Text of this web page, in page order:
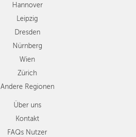
Regionen
Hannover
Leipzig
Dresden
Nürnberg
Wien
Zürich
Andere Regionen
Über uns
Kontakt
FAQs Nutzer